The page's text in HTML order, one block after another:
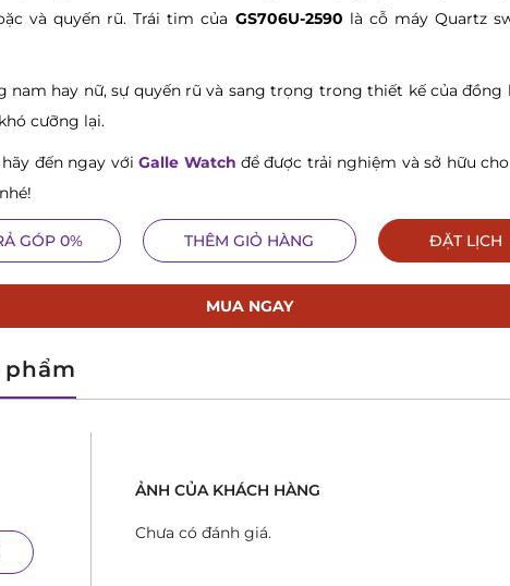
và quyến rũ. Trái tim của GS706U-2590 là cỗ máy Quartz
nam hay nữ, sự quyến rũ và sang trọng trong thiết kế của đồng
cưỡng lại.
đến ngay vớiGalle Watch để được trải nghiệm và sở hữu
GÓP 0% THÊM GIỎ HÀNG ĐẶT LỊCH
MUA NGAY
ẢNH CỦA KHÁCH HÀNG
Chưa có đánh giá.